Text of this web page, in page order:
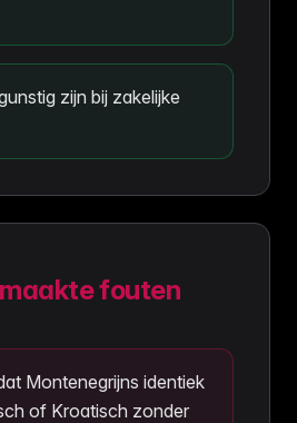
zijn bij zakelijke
fouten
Montenegrijns identiek
of Kroatisch zonder